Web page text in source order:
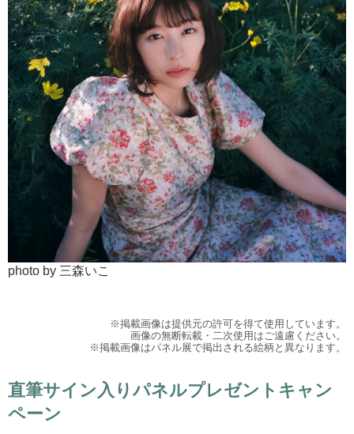
photo by 三森いこ
※掲載画像は提供元の許可を得て使用しています。
画像の無断転載・二次使用はご遠慮ください。
※掲載画像はパネル展で掲出される絵柄と異なります。
直筆サイン入りパネルプレゼントキャン
ペーン